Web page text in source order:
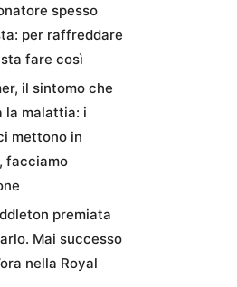
spesso
per raffreddare
fare così
il sintomo che
la malattia: i
mettono in
facciamo
premiata
Mai successo
nella Royal